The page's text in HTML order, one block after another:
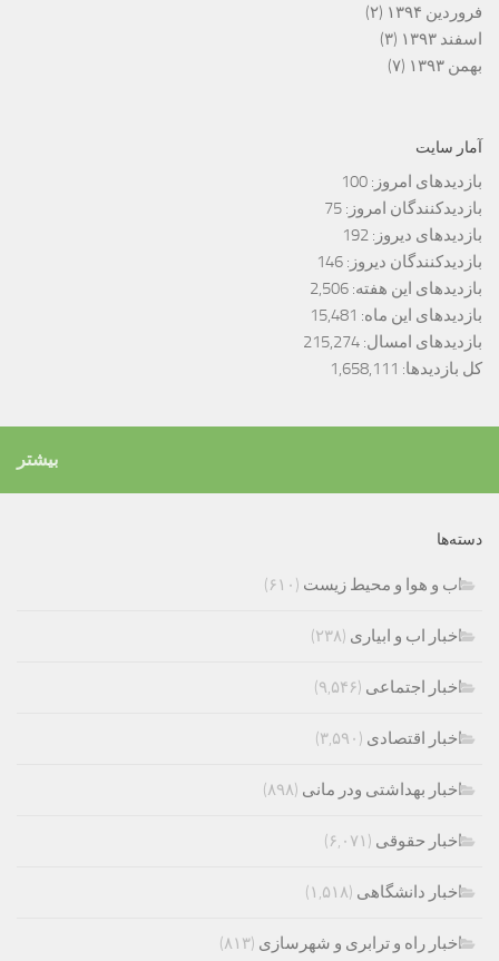
فروردین ۱۳۹۴
(۲)
اسفند ۱۳۹۳
(۳)
بهمن ۱۳۹۳
(۷)
آمار سایت
بازدیدهای امروز: 100
بازدیدکنندگان امروز: 75
بازدیدهای دیروز: 192
بازدیدکنندگان دیروز: 146
بازدیدهای این هفته: 2,506
بازدیدهای این ماه: 15,481
بازدیدهای امسال: 215,274
کل بازدیدها: 1,658,111
بیشتر
دسته‌ها
اب و هوا و محیط زیست (۶۱۰)
اخبار اب و ابیاری (۲۳۸)
اخبار اجتماعی (۹,۵۴۶)
اخبار اقتصادی (۳,۵۹۰)
اخبار بهداشتی ودر مانی (۸۹۸)
اخبار حقوقی (۶,۰۷۱)
اخبار دانشگاهی (۱,۵۱۸)
اخبار راه و ترابری و شهرسازی (۸۱۳)